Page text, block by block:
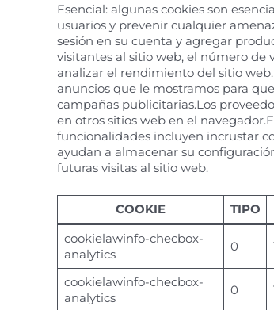
Esencial: algunas cookies son
usuarios y prevenir cualquier
sesión en su cuenta y agregar
visitantes al sitio web, el número de
analizar el rendimiento del sitio
anuncios que le mostramos para
campañas publicitarias.Los
en otros sitios web en el
funcionalidades incluyen incrustar
ayudan a almacenar su
futuras visitas al sitio web.
COOKIE TIPO
cookielawinfo-checbox-
analytics
0
cookielawinfo-checbox-
analytics
0